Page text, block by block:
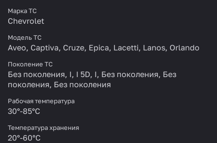
Марка ТС
Chevrolet
Модель ТС
Aveo, Captiva, Cruze, Epica, Lacetti, Lanos, Orlando
Поколение ТС
Без поколения, I, I 5D, I, Без поколения, Без
поколения, Без поколения
Рабочая температура
30°-85°С
Температура хранения
20°-60°С